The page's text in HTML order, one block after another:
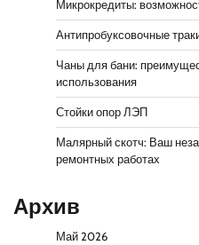
Микрокредиты:
Антипробуксовочные
Чаны для бани:
использования
Стойки опор ЛЭП
Малярный скотч: Ваш
ремонтных работах
Архив
Май 2026